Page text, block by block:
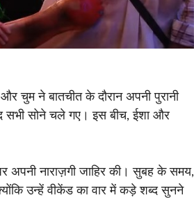
चुम ने बातचीत के दौरान अपनी पुरानी
सभी सोने चले गए। इस बीच, ईशा और
अपनी नाराज़गी जाहिर की। सुबह के समय,
उन्हें वीकेंड का वार में कड़े शब्द सुनने